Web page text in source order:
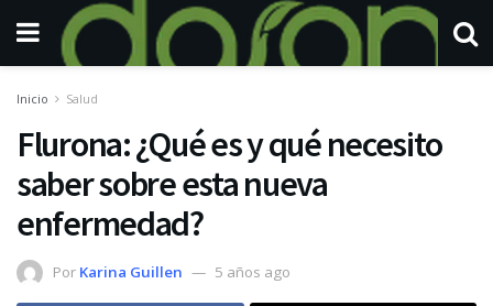
Inicio Salud
Flurona: ¿Qué es y qué necesito
saber sobre esta nueva
enfermedad?
Por Karina Guillen 5 años ago